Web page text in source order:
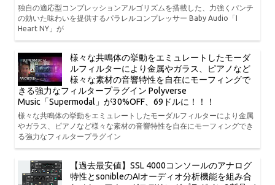
独自の適応型コンプレッションアルゴリズムを搭載した、力強くパンチ
の効いた味わいを提供するパラレルコンプレッサー Baby Audio「I
Heart NY」が
様々な共鳴体の挙動をエミュレートしたモーダ
ルフィルターにより金属やガラス、ピアノなど
様々な素材の音響特性を自在にモーフィングで
きる強力なフィルタープラグイン Polyverse
Music「Supermodal」が30%OFF、69ドルに！！！
様々な共鳴体の挙動をエミュレートしたモーダルフィルターにより金属
やガラス、ピアノなど様々な素材の音響特性を自在にモーフィングでき
る強力なフィルタープラグイン
【過去最安値】SSL 4000コンソールのアナログ
特性とsonibleのAIオーディオ分析機能を組み合